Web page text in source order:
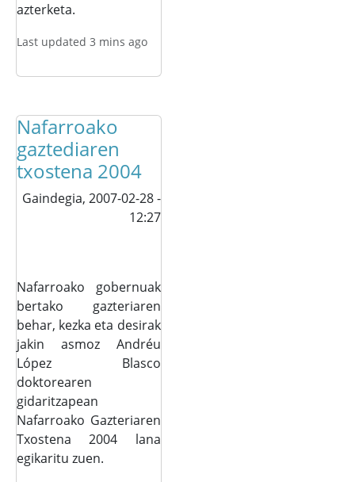
azterketa.
Last updated 3 mins ago
Nafarroako
gaztediaren
txostena 2004
Gaindegia, 2007-02-28 -
12:27
Nafarroako gobernuak
bertako gazteriaren
behar, kezka eta desirak
jakin asmoz Andréu
López Blasco
doktorearen
gidaritzapean
Nafarroako Gazteriaren
Txostena 2004 lana
egikaritu zuen.